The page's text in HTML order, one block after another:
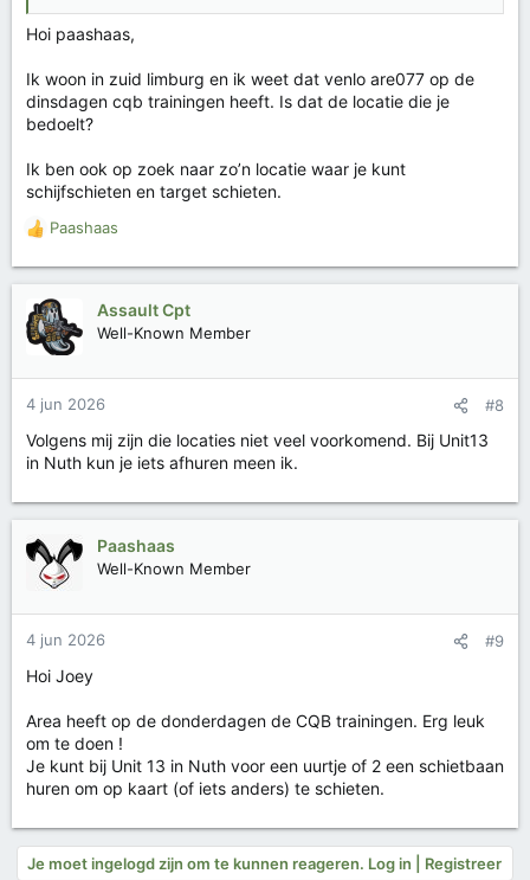
Hoi paashaas,
Ik woon in zuid limburg en ik weet dat venlo are077 op de
dinsdagen cqb trainingen heeft. Is dat de locatie die je
bedoelt?
Ik ben ook op zoek naar zo’n locatie waar je kunt
schijfschieten en target schieten.
W
d
e
i
n
e
n
Paashaas
Assault Cpt
Well-Known Member
4 jun 2026 #8
Volgens mij zijn die locaties niet veel voorkomend. Bij Unit13
in Nuth kun je iets afhuren meen ik.
Paashaas
Well-Known Member
4 jun 2026 #9
Hoi Joey
Area heeft op de donderdagen de CQB trainingen. Erg leuk
om te doen !
Je kunt bij Unit 13 in Nuth voor een uurtje of 2 een schietbaan
huren om op kaart (of iets anders) te schieten.
Je moet ingelogd zijn om te kunnen reageren. Log in | Registreer